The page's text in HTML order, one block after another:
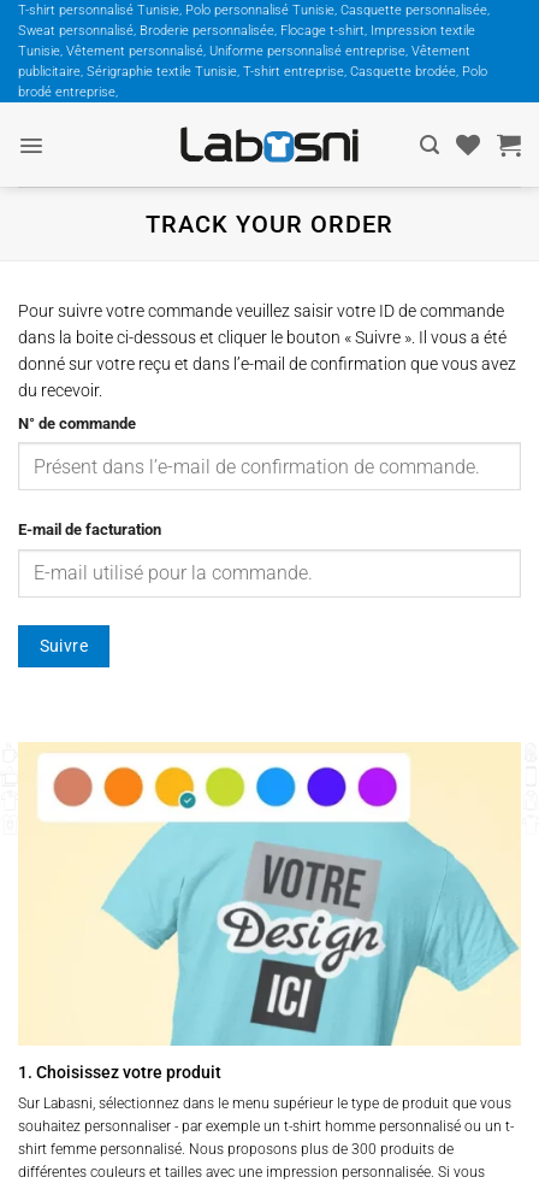
Passer
contenu
T-shirt personnalisé Tunisie, Polo personnalisé Tunisie, Casquette personnalisée,
Sweat personnalisé, Broderie personnalisée, Flocage t-shirt, Impression textile
Tunisie, Vêtement personnalisé, Uniforme personnalisé entreprise, Vêtement
publicitaire, Sérigraphie textile Tunisie, T-shirt entreprise, Casquette brodée, Polo
brodé entreprise,
TRACK YOUR ORDER
Pour suivre votre commande veuillez saisir votre ID de commande
dans la boite ci-dessous et cliquer le bouton « Suivre ». Il vous a été
donné sur votre reçu et dans l’e-mail de confirmation que vous avez
du recevoir.
N° de commande
E-mail de facturation
Suivre
1. Choisissez votre produit
Sur Labasni, sélectionnez dans le menu supérieur le type de produit que vous
souhaitez personnaliser - par exemple un t-shirt homme personnalisé ou un t-
shirt femme personnalisé. Nous proposons plus de 300 produits de
différentes couleurs et tailles avec une impression personnalisée. Si vous